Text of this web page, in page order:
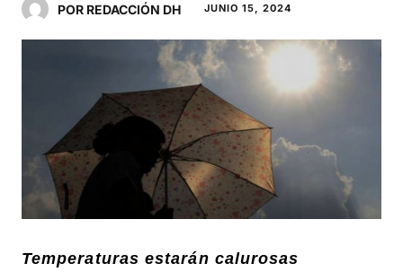
POR REDACCIÓN DH JUNIO 15, 2024
Temperaturas estarán calurosas